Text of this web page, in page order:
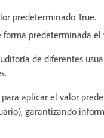
predeterminado True.
forma predeterminada el
de diferentes
aplicar el valor
garantizando